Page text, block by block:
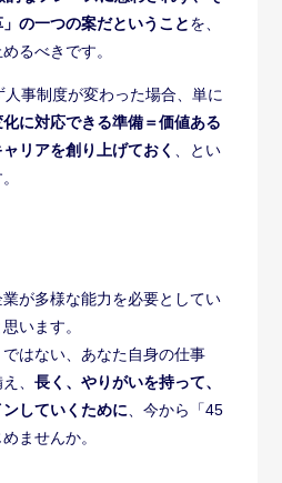
の一つの案だということを、
るべきです。
事制度が変わった場合、単に
化に対応できる準備＝価値ある
リアを創り上げておく 、とい
が多様な能力を必要としてい
います。
はない、あなた自身の仕事
、 長く、やりがいを持って、
していくために、今から「45
ませんか。